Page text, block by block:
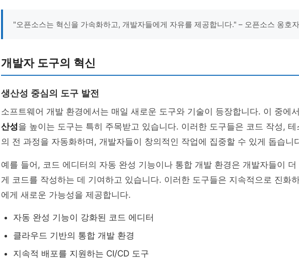
"오픈소스는 혁신을 가속화하고, 개발자들에게 자유를 제공합니다." – 오픈소스 옹호자
개발자 도구의 혁신
생산성 중심의 도구 발전
소프트웨어 개발 환경에서는 매일 새로운 도구와 기술이 등장합니다. 이 중에
산성을 높이는 도구는 특히 주목받고 있습니다. 이러한 도구들은 코드 작성, 테
의 전 과정을 자동화하며, 개발자들이 창의적인 작업에 집중할 수 있게 돕습니
예를 들어, 코드 에디터의 자동 완성 기능이나 통합 개발 환경은 개발자들이
게 코드를 작성하는 데 기여하고 있습니다. 이러한 도구들은 지속적으로 진화
에게 새로운 가능성을 제공합니다.
자동 완성 기능이 강화된 코드 에디터
클라우드 기반의 통합 개발 환경
지속적 배포를 지원하는 CI/CD 도구